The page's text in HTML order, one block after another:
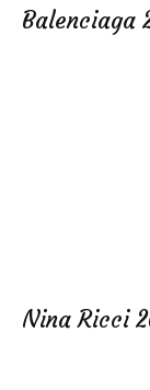
Balenciaga
Nina Ricci